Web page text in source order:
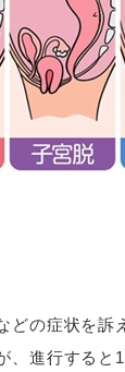
どの症状を訴
、進行すると 1